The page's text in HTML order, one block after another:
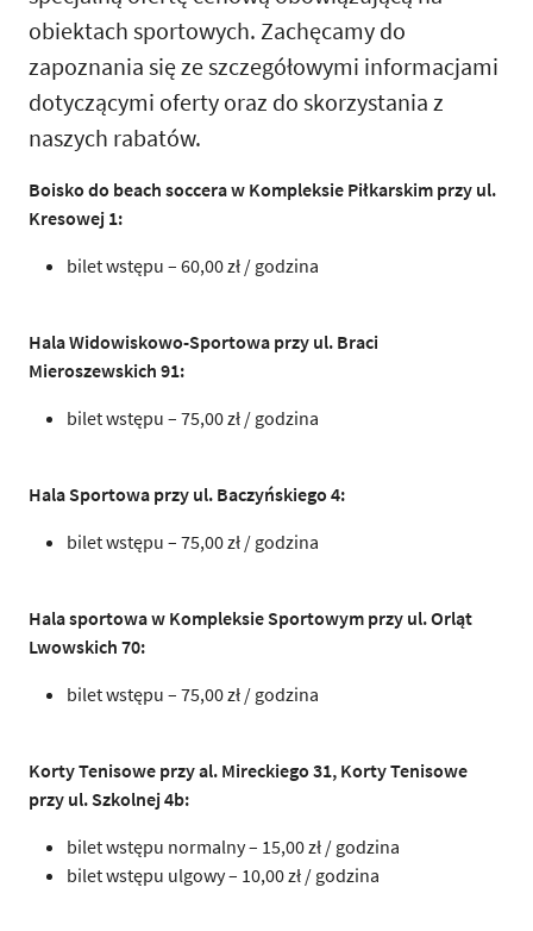
obiektach sportowych. Zachęcamy do
zapoznania się ze szczegółowymi informacjami
dotyczącymi oferty oraz do skorzystania z
naszych rabatów.
Boisko do beach soccera w Kompleksie Piłkarskim przy ul.
Kresowej 1:
bilet wstępu – 60,00 zł / godzina
Hala Widowiskowo-Sportowa przy ul. Braci
Mieroszewskich 91:
bilet wstępu – 75,00 zł / godzina
Hala Sportowa przy ul. Baczyńskiego 4:
bilet wstępu – 75,00 zł / godzina
Hala sportowa w Kompleksie Sportowym przy ul. Orląt
Lwowskich 70:
bilet wstępu – 75,00 zł / godzina
Korty Tenisowe przy al. Mireckiego 31, Korty Tenisowe
przy ul. Szkolnej 4b:
bilet wstępu normalny – 15,00 zł / godzina
bilet wstępu ulgowy – 10,00 zł / godzina